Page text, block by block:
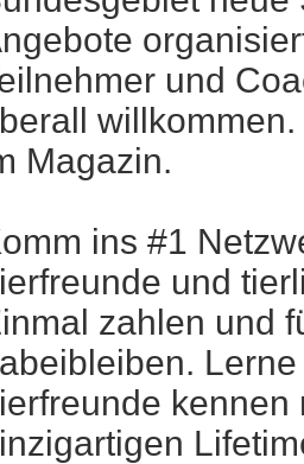
und
Magazin.
ins #1
und
zahlen und
kennen